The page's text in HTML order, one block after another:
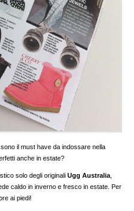
sono il must have da indossare nella
anche in estate?
solo degli originaliUgg Australia
caldo in inverno e fresco in estate. Per
ai piedi!